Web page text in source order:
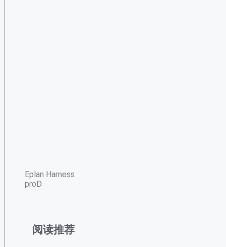
Eplan Harness
proD
阅读推荐